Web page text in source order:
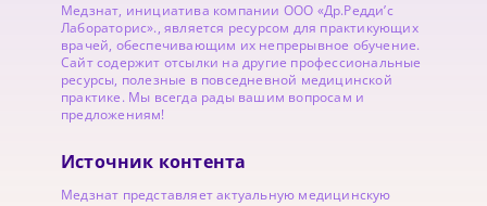
Медзнат, инициатива компании ООО «Др.Редди’с
Лабораторис»., является ресурсом для практикующих
врачей, обеспечивающим их непрерывное обучение.
Сайт содержит отсылки на другие профессиональные
ресурсы, полезные в повседневной медицинской
практике. Мы всегда рады вашим вопросам и
предложениям!
Источник контента
Медзнат представляет актуальную медицинскую